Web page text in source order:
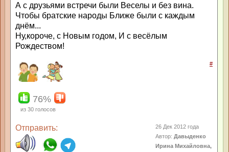
А с друзьями встречи были Веселы и без вина.
Чтобы братские народы Ближе были с каждым
днём...
Ну,короче, с Новым годом, И с весёлым
Рождеством!
#
76%
из 30 голосов
Отправить:
26 Дек 2012 года
Автор:Давыденко
Ирина Михайловна,